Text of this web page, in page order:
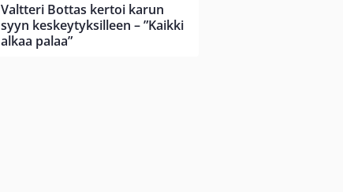
Valtteri Bottas kertoi karun
syyn keskeytyksilleen – ”Kaikki
alkaa palaa”